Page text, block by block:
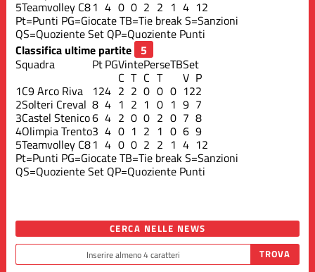
5Teamvolley C81 4 0 0 2 2 1 4 12
Pt=Punti PG=GiocateTB=Tie breakS=Sanzioni
QS=Quoziente Set QP=Quoziente Punti
Classifica ultime partite
Squadra
PtPGVintePerseTBSet
C T C T V P
1C9 Arco Riva 124 2 2 0 0 0 122
2Solteri Creval 8 4 1 2 1 0 1 9 7
3Castel Stenico6 4 2 0 0 2 0 7 8
4Olimpia Trento3 4 0 1 2 1 0 6 9
5Teamvolley C81 4 0 0 2 2 1 4 12
Pt=Punti PG=GiocateTB=Tie breakS=Sanzioni
QS=Quoziente Set QP=Quoziente Punti
CERCA NELLE NEWS